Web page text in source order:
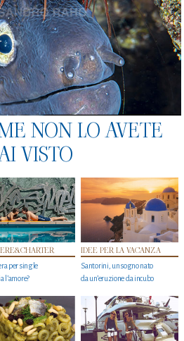
NON LO AVETE
VISTO
per single
l’amore?
IDEE PER LA VACANZA
Santorini, un sogno nato
da un’eruzione da incubo